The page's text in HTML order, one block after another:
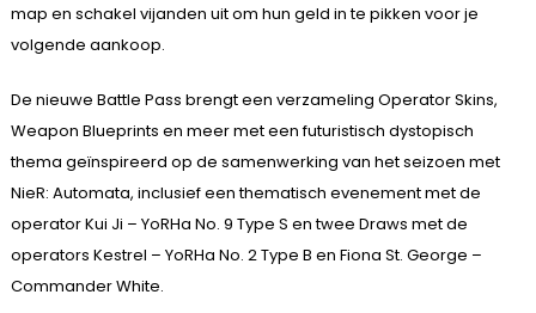
map en schakel vijanden uit om hun geld in te pikken voor je
volgende aankoop.
De nieuwe Battle Pass brengt een verzameling Operator Skins,
Weapon Blueprints en meer met een futuristisch dystopisch
thema geïnspireerd op de samenwerking van het seizoen met
NieR: Automata, inclusief een thematisch evenement met de
operator Kui Ji – YoRHa No. 9 Type S en twee Draws met de
operators Kestrel – YoRHa No. 2 Type B en Fiona St. George –
Commander White.